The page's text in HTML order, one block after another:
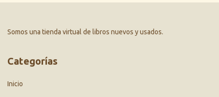
Somos una tienda virtual de libros nuevos y usados.
Categorías
Inicio